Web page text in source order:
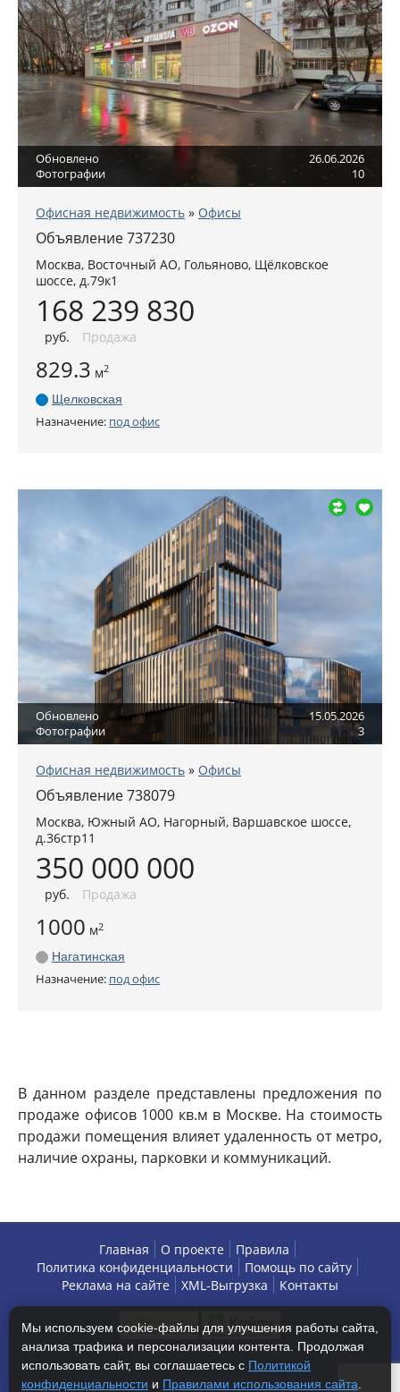
Обновлено
26.06.2026
Фотографии
10
Офисная недвижимость » Офисы
Объявление 737230
Москва, Восточный АО, Гольяново, Щёлковское
шоссе, д.79к1
168 239 830
руб. Продажа
829.3 м2
Щелковская
Назначение: под офис
Обновлено
15.05.2026
Фотографии
3
Офисная недвижимость » Офисы
Объявление 738079
Москва, Южный АО, Нагорный, Варшавское шоссе,
д.36стр11
350 000 000
руб. Продажа
1000 м2
Нагатинская
Назначение: под офис
В данном разделе представлены предложения по
продаже офисов 1000 кв.м в Москве. На стоимость
продажи помещения влияет удаленность от метро,
наличие охраны, парковки и коммуникаций.
Главная О проекте
Правила
Политика конфиденциальности
Помощь по сайту
Реклама на сайте
XML-Выгрузка Контакты
Мы используем cookie-файлы для улучшения работы сайта,
анализа трафика и персонализации контента. Продолжая
использовать сайт, вы соглашаетесь с Политикой
конфиденциальности и Правилами использования сайта